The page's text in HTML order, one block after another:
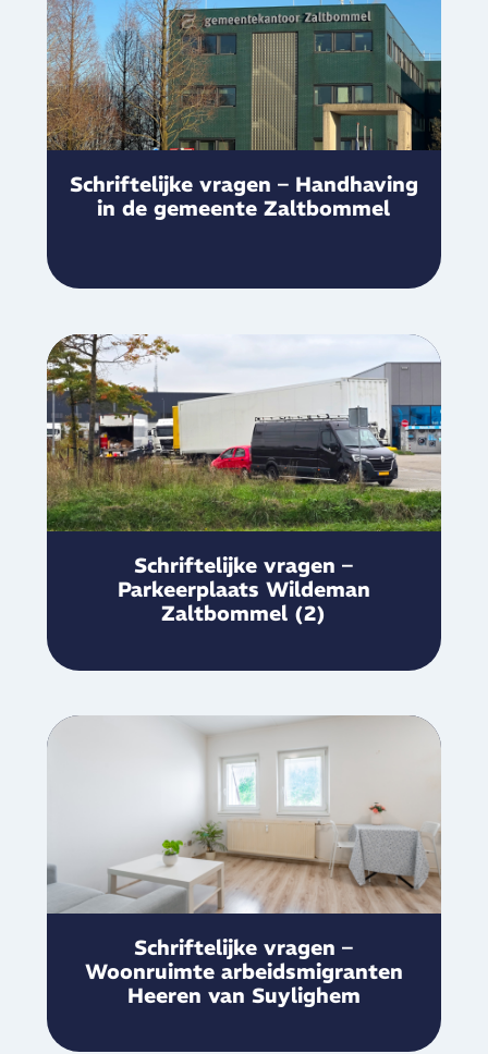
Schriftelijke vragen – Handhaving
in de gemeente Zaltbommel
Schriftelijke vragen –
Parkeerplaats Wildeman
Zaltbommel (2)
Schriftelijke vragen –
Woonruimte arbeidsmigranten
Heeren van Suylighem